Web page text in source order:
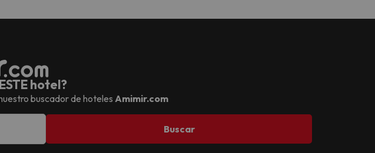
hotel?
buscador de hoteles Amimir.com
Buscar